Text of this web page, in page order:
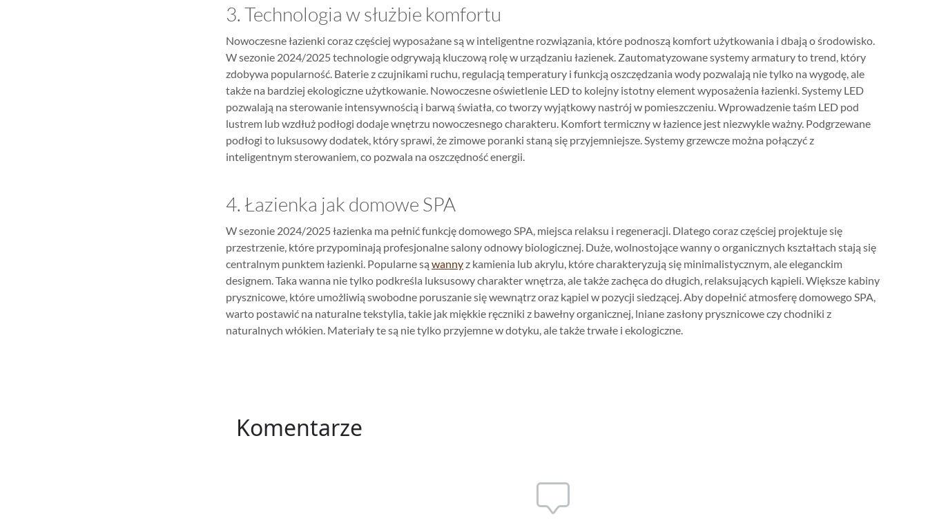
3. Technologia w służbie komfortu
Nowoczesne łazienki coraz częściej wyposażane są w inteligentne rozwiązania, które podnoszą komfort użytkowania i dbają o środowisko.
W sezonie 2024/2025 technologie odgrywają kluczową rolę w urządzaniu łazienek. Zautomatyzowane systemy armatury to trend, który
zdobywa popularność. Baterie z czujnikami ruchu, regulacją temperatury i funkcją oszczędzania wody pozwalają nie tylko na wygodę, ale
także na bardziej ekologiczne użytkowanie. Nowoczesne oświetlenie LED to kolejny istotny element wyposażenia łazienki. Systemy LED
pozwalają na sterowanie intensywnością i barwą światła, co tworzy wyjątkowy nastrój w pomieszczeniu. Wprowadzenie taśm LED pod
lustrem lub wzdłuż podłogi dodaje wnętrzu nowoczesnego charakteru. Komfort termiczny w łazience jest niezwykle ważny. Podgrzewane
podłogi to luksusowy dodatek, który sprawi, że zimowe poranki staną się przyjemniejsze. Systemy grzewcze można połączyć z
inteligentnym sterowaniem, co pozwala na oszczędność energii.
4. Łazienka jak domowe SPA
W sezonie 2024/2025 łazienka ma pełnić funkcję domowego SPA, miejsca relaksu i regeneracji. Dlatego coraz częściej projektuje się
przestrzenie, które przypominają profesjonalne salony odnowy biologicznej. Duże, wolnostojące wanny o organicznych kształtach stają się
centralnym punktem łazienki. Popularne są wannyz kamienia lub akrylu, które charakteryzują się minimalistycznym, ale eleganckim
designem. Taka wanna nie tylko podkreśla luksusowy charakter wnętrza, ale także zachęca do długich, relaksujących kąpieli. Większe kabiny
prysznicowe, które umożliwią swobodne poruszanie się wewnątrz oraz kąpiel w pozycji siedzącej. Aby dopełnić atmosferę domowego SPA,
warto postawić na naturalne tekstylia, takie jak miękkie ręczniki z bawełny organicznej, lniane zasłony prysznicowe czy chodniki z
naturalnych włókien. Materiały te są nie tylko przyjemne w dotyku, ale także trwałe i ekologiczne.
Komentarze